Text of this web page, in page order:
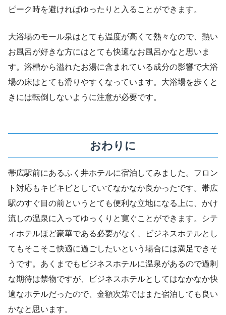
ピーク時を避ければゆったりと入ることができます。
大浴場のモール泉はとても温度が高くて熱々なので、熱い
お風呂が好きな方にはとても快適なお風呂かなと思いま
す。浴槽から溢れたお湯に含まれている成分の影響で大浴
場の床はとても滑りやすくなっています。大浴場を歩くと
きには転倒しないように注意が必要です。
おわりに
帯広駅前にあるふく井ホテルに宿泊してみました。フロン
ト対応もキビキビとしていてなかなか良かったです。帯広
駅のすぐ目の前というとても便利な立地になる上に、かけ
流しの温泉に入ってゆっくりと寛ぐことができます。シテ
ィホテルほど豪華である必要がなく、ビジネスホテルとし
てもそこそこ快適に過ごしたいという場合には満足できそ
うです。あくまでもビジネスホテルに温泉があるので過剰
な期待は禁物ですが、ビジネスホテルとしてはなかなか快
適なホテルだったので、金額次第ではまた宿泊しても良い
かなと思います。